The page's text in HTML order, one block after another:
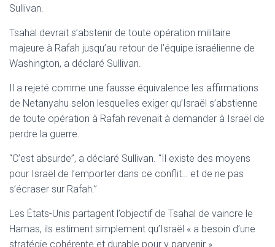
Sullivan.
Tsahal devrait s’abstenir de toute opération militaire
majeure à Rafah jusqu’au retour de l’équipe israélienne de
Washington, a déclaré Sullivan.
Il a rejeté comme une fausse équivalence les affirmations
de Netanyahu selon lesquelles exiger qu’Israël s’abstienne
de toute opération à Rafah revenait à demander à Israël de
perdre la guerre.
“C’est absurde”, a déclaré Sullivan. “Il existe des moyens
pour Israël de l’emporter dans ce conflit… et de ne pas
s’écraser sur Rafah.”
Les États-Unis partagent l’objectif de Tsahal de vaincre le
Hamas, ils estiment simplement qu’Israël « a besoin d’une
stratégie cohérente et durable pour y parvenir ».